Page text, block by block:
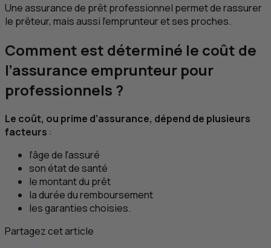
Une assurance de prêt professionnel permet de rassurer
le prêteur, mais aussi l’emprunteur et ses proches.
Comment est déterminé le coût de
l’assurance emprunteur pour
professionnels ?
Le coût, ou prime d’assurance, dépend de plusieurs
facteurs :
l’âge de l'assuré
son état de santé
le montant du prêt
la durée du remboursement
les garanties choisies.
Partagez cet article